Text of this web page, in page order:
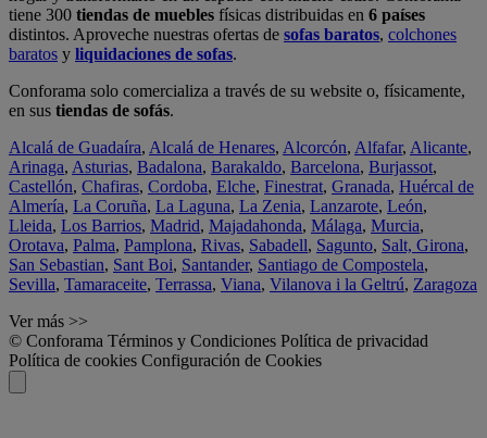
tiene 300 tiendas de muebles físicas distribuidas en 6 países
distintos. Aproveche nuestras ofertas de sofas baratos, colchones
baratos y liquidaciones de sofas.
Conforama solo comercializa a través de su website o, físicamente,
en sus tiendas de sofás.
Alcalá de Guadaíra, Alcalá de Henares, Alcorcón, Alfafar, Alicante,
Arinaga, Asturias, Badalona, Barakaldo, Barcelona, Burjassot,
Castellón, Chafiras, Cordoba, Elche, Finestrat, Granada, Huércal de
Almería, La Coruña, La Laguna, La Zenia, Lanzarote, León,
Lleida, Los Barrios, Madrid, Majadahonda, Málaga, Murcia,
Orotava, Palma, Pamplona, Rivas, Sabadell, Sagunto, Salt, Girona,
San Sebastian, Sant Boi, Santander, Santiago de Compostela,
Sevilla, Tamaraceite, Terrassa, Viana, Vilanova i la Geltrú, Zaragoza
Ver más >>
© Conforama Términos y Condiciones Política de privacidad
Política de cookies Configuración de Cookies